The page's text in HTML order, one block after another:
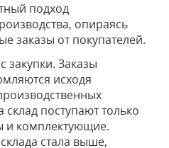
подход
опираясь
заказы от покупателей.
закупки. Заказы
исходя
поступают только
и комплектующие.
стала выше,